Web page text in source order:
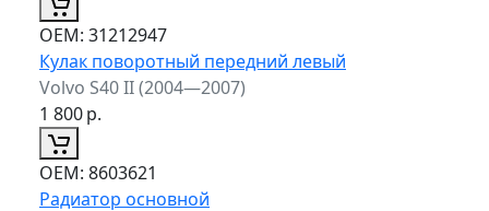
ОЕМ: 31212947
Кулак поворотный передний левый
Volvo S40 II (2004—2007)
1 800р.
ОЕМ: 8603621
Радиатор основной